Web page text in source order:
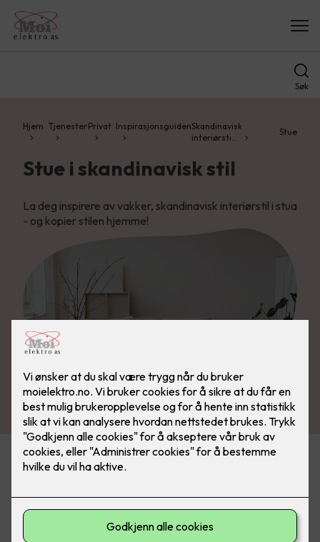
Søk
Hjem TjenesterPrivat InspirasjonsguidenSkandinavisk
interiørsti…
Stue
Stue i skandinavisk stil
La deg inspirere av vakker, skandinavisk interiørstil i stua
- og kopier stilen hjemme!